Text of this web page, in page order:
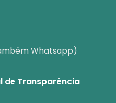
Whatsapp)
de Transparência